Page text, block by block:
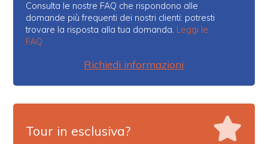
Consulta le nostre FAQ che rispondono alle
domande più frequenti dei nostri clienti: potresti
trovare la risposta alla tua domanda. Leggi le
FAQ
Richiedi informazioni
Tour in esclusiva?